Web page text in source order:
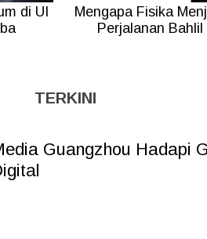
di UI
Mengapa Fisika
Perjalanan
TERKINI
Guangzhou Hadapi